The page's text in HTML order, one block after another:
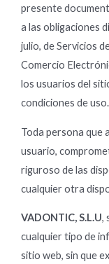
presente
a las obligaciones
julio, de Servicios
Comercio
los usuarios del
condiciones de uso.
Toda persona que
usuario,
riguroso de las
cualquier otra
VADONTIC, S.L.U,
cualquier tipo de
sitio web, sin que